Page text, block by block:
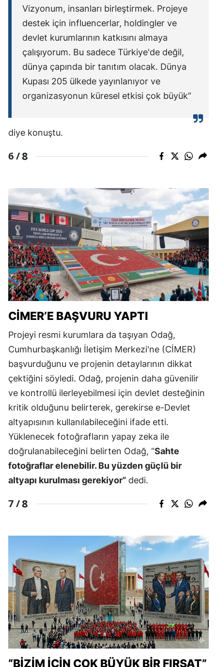
Vizyonum, insanları birleştirmek. Projeye
destek için influencerlar, holdingler ve
devlet kurumlarının katkısını almaya
çalışıyorum. Bu sadece Türkiye'de değil,
dünya çapında bir tanıtım olacak. Dünya
Kupası 205 ülkede yayınlanıyor ve
organizasyonun küresel etkisi çok büyük”
diye konuştu.
6 /8
CİMER’E BAŞVURU YAPTI
Projeyi resmi kurumlara da taşıyan Odağ,
Cumhurbaşkanlığı İletişim Merkezi'ne (CİMER)
başvurduğunu ve projenin detaylarının dikkat
çektiğini söyledi. Odağ, projenin daha güvenilir
ve kontrollü ilerleyebilmesi için devlet desteğinin
kritik olduğunu belirterek, gerekirse e-Devlet
altyapısının kullanılabileceğini ifade etti.
Yüklenecek fotoğrafların yapay zeka ile
doğrulanabileceğini belirten Odağ, “Sahte
fotoğraflar elenebilir. Bu yüzden güçlü bir
altyapı kurulması gerekiyor” dedi.
7 /8
“BİZİM İÇİN ÇOK BÜYÜK BİR FIRSAT”